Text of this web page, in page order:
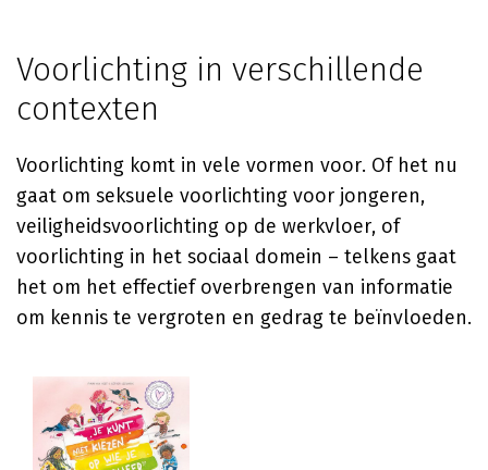
Voorlichting in verschillende
contexten
Voorlichting komt in vele vormen voor. Of het nu
gaat om seksuele voorlichting voor jongeren,
veiligheidsvoorlichting op de werkvloer, of
voorlichting in het sociaal domein – telkens gaat
het om het effectief overbrengen van informatie
om kennis te vergroten en gedrag te beïnvloeden.